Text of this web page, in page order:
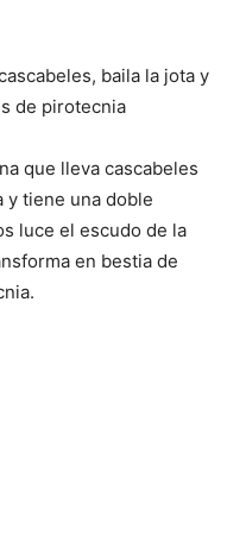
baila la jota y
de pirotecnia
que lleva cascabeles
y tiene una doble
luce el escudo de la
en bestia de